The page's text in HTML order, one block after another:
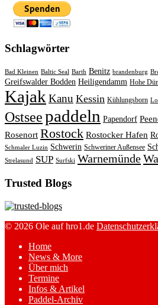
Schlagwörter
Bad Kleinen Baltic Seal Barth Benitz brandenburg
Greifswalder Bodden Heiligendamm Hohe
Kajak Kanu Kessin Kühlungsborn
Ostseepaddeln Papendorf
Rosenort Rostock Rostocker Hafen
Schmaler Luzin Schwerin Schweriner Außensee
Strelasund SUP Surfski Warnemünde
Trusted Blogs
© 2026 Ole auf hro1.de
Home
News & More
Über mich
Termine
Infos & Artikel
Paddel-Archiv